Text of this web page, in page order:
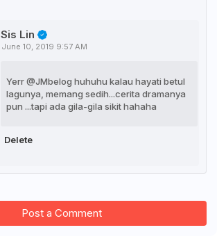
Sis Lin
June 10, 2019 9:57 AM
Yerr @JMbelog huhuhu kalau hayati betul
lagunya, memang sedih...cerita dramanya
pun ...tapi ada gila-gila sikit hahaha
Delete
Post a Comment